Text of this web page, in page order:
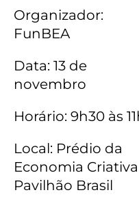
Organizador:
FunBEA
Data: 13 de
novembro
Horário: 9h30 às
Local: Prédio da
Economia Criativa
Pavilhão Brasil